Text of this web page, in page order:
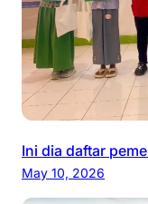
Ini dia daftar
May 10, 2026